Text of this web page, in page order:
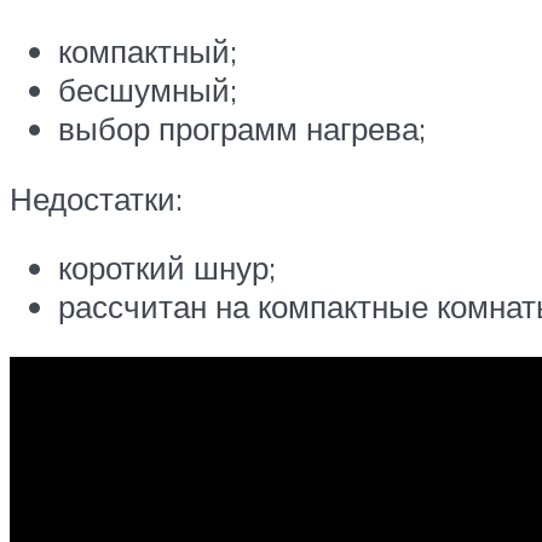
компактный;
бесшумный;
выбор программ нагрева;
Недостатки:
короткий шнур;
рассчитан на компактные